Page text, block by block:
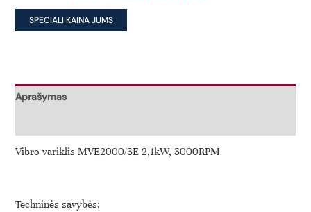
2,1kW,
Aprašymas
Vibro variklis MVE2000/3E 2,1kW, 3000RPM
Techninės savybės: